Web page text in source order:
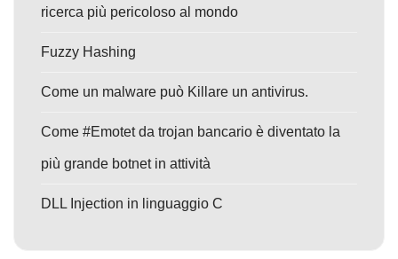
ricerca più pericoloso al mondo
Fuzzy Hashing
Come un malware può Killare un antivirus.
Come #Emotet da trojan bancario è diventato la
più grande botnet in attività
DLL Injection in linguaggio C